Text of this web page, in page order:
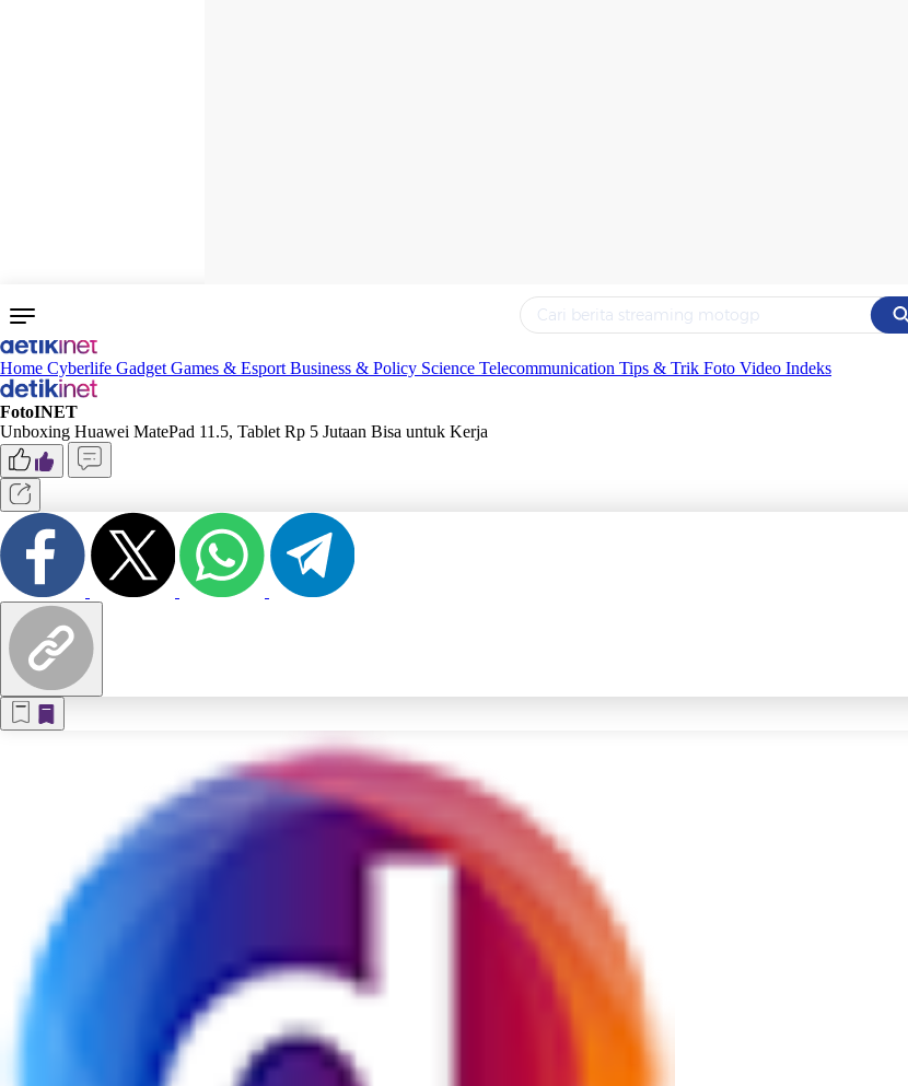
Cancel
Yang sedang ramai dicari
Home Cyberlife Gadget Games & Esport Business & Policy Science Telecommunication Tips & Trik Foto Video Indeks
FotoINET
Unboxing Huawei MatePad 11.5, Tablet Rp 5 Jutaan Bisa untuk Kerja